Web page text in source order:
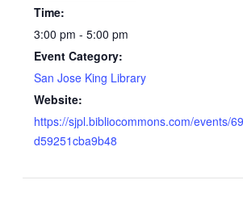
Time:
3:00 pm - 5:00 pm
Event Category:
San Jose King Library
Website:
https://sjpl.bibliocommons.com/events/
d59251cba9b48